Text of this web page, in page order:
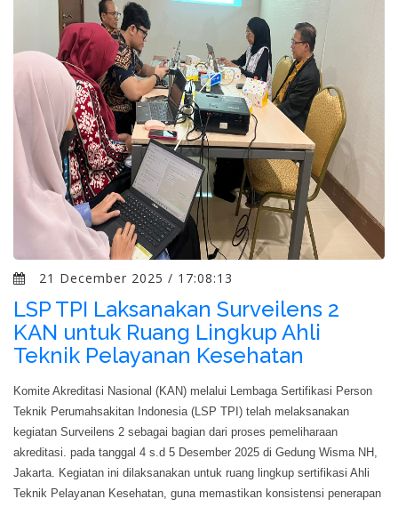
21 December 2025 / 17:08:13
LSP TPI Laksanakan Surveilens 2
KAN untuk Ruang Lingkup Ahli
Teknik Pelayanan Kesehatan
Komite Akreditasi Nasional (KAN) melalui Lembaga Sertifikasi Person
Teknik Perumahsakitan Indonesia (LSP TPI) telah melaksanakan
kegiatan Surveilens 2 sebagai bagian dari proses pemeliharaan
akreditasi. pada tanggal 4 s.d 5 Desember 2025 di Gedung Wisma NH,
Jakarta. Kegiatan ini dilaksanakan untuk ruang lingkup sertifikasi Ahli
Teknik Pelayanan Kesehatan, guna memastikan konsistensi penerapan